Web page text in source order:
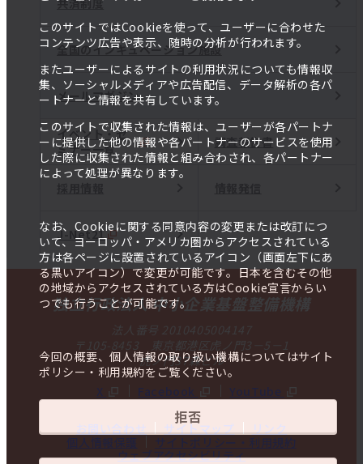
このサイトではCookieを使って、ユーザーに合わせた
コンテンツ広告や表示、随時の分析が行われます。
またユーザーによるサイトの利用状況についても情報収
集、ソーシャルメディアや広告配信、データ解析の各パ
ートナーと情報を共有しています。
このサイトで収集された情報は、ユーザーが各パートナ
ーに提供した他の情報や各パートナーのサービスを使用
した際に収集された情報と組み合わされ、各パートナー
によって処理が異なります。
なお、Cookieに関する同意内容の変更または改訂につ
いて、ヨーロッパ・アメリカ圏からアクセスされている
方は各ページに設置されているアイコン（画面左下にあ
る黒いアイコン）で変更が可能です。日本を含むその他
の地域からアクセスされている方はCookie宣言からい
つでも行うことが可能です。
今回の概要、個人情報の取り扱い機構についてはサイト
ポリシー・利用規約をご覧ください。
拒否
共済制度
全国のインキュベーション施設
メールマガジン
イベント・セ
ミナー一覧
調査報告書
J-Net21
独立行政法人 中小企業基盤整備機構
法人番号 2010405004147
〒105-8453 東京都港区虎ノ門3－5－1
虎ノ門37森ビル
X
Facebook YouTube
お問い合わせ サイトマップ
リンク
個人情報保護
サイトポリシー・利用規約
ウェブアクセシビリティ